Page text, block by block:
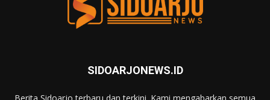
SIDOARJONEWS.ID